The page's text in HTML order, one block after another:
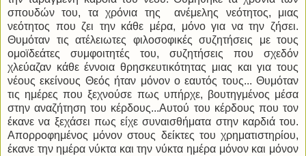
σπουδών του, τα χρόνια της ανέμελης νεότητος, μιας
νεότητος που ζει την κάθε μέρα, μόνο για να την ζήσει.
Θυμόταν τις ατέλειωτες φιλοσοφικές συζητήσεις με τους
ομοϊδεάτες συμφοιτητές του, συζητήσεις που σχεδόν
χλεύαζαν κάθε έννοια θρησκευτικότητας μιας και για τους
νέους εκείνους Θεός ήταν μόνον ο εαυτός τους... Θυμόταν
τις ημέρες που ξεχνούσε πως υπήρχε, βουτηγμένος μέσα
στην αναζήτηση του κέρδους...Αυτού του κέρδους που τον
έκανε να ξεχάσει πως είχε συναισθήματα στην καρδιά του.
Απορροφημένος μόνον στους δείκτες του χρηματιστηρίου,
έκανε την ημέρα νύκτα και την νύκτα ημέρα μόνον και μόνον